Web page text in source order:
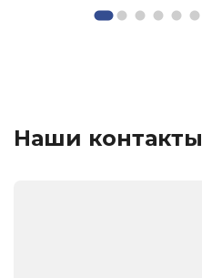
Наши контакты